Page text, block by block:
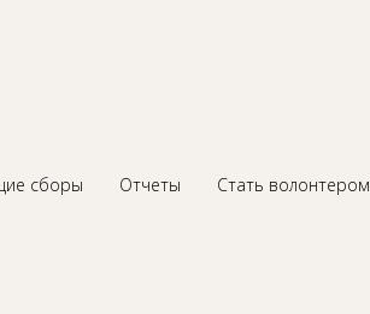
сборы Отчеты Стать волонтером
свою